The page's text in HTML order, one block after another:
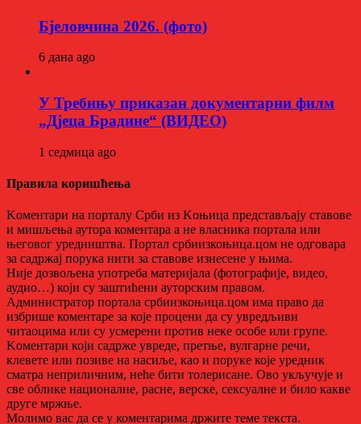
Бјеловчина 2026. (фото)
6 дана ago
У Требињу приказан документарни филм
„Дјеца Брадине“ (ВИДЕО)
1 седмица ago
Правила коришћења
Kоментари на порталу Срби из Kоњица представљају ставове
и мишљења аутора коментара а не власника портала или
његовог уредништва. Портал србиизкоњица.цом не одговара
за садржај порука нити за ставове изнесене у њима.
Није дозвољена употреба материјала (фотографије, видео,
аудио…) који су заштићени ауторским правом.
Администратор портала србиизкоњица.цом има право да
избрише коментаре за које процени да су увредљиви
читаоцима или су усмерени против неке особе или групе.
Kоментари који садрже увреде, претње, вулгарне речи,
клевете или позиве на насиље, као и поруке које уредник
сматра неприличним, неће бити толерисане. Ово укључује и
све облике националне, расне, верске, сексуалне и било какве
друге мржње.
Молимо вас да се у коментарима држите теме текста.